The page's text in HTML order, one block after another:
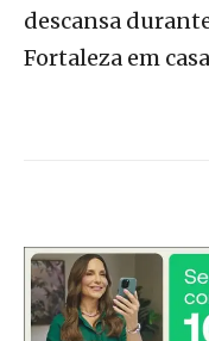
descansa
Fortaleza em